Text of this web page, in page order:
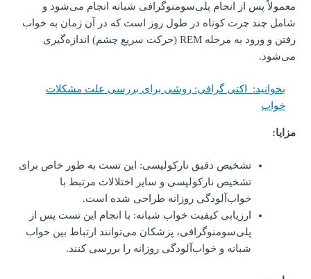
معمولاً پس از انجام پلی‌سومنوگرافی شبانه انجام می‌شود و
شامل چند چرت کوتاه در طول روز است که در آن زمان به خواب
رفتن و ورود به مرحله REM (حرکت سریع چشم) اندازه‌گیری
می‌شود.
بخوانید:
اکتی گرافی: روشی برای بررسی علت مشکلات
خواب
مزایا:
تشخیص دقیق نارکولپسی: این تست به طور خاص برای
تشخیص نارکولپسی و سایر اختلالات مرتبط با
خواب‌آلودگی روزانه طراحی شده است.
ارزیابی کیفیت خواب شبانه: با انجام این تست پس از
پلی‌سومنوگرافی، پزشکان می‌توانند ارتباط بین خواب
شبانه و خواب‌آلودگی روزانه را بررسی کنند.